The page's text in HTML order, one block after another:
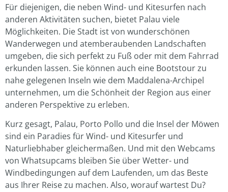
Für diejenigen, die neben Wind- und Kitesurfen nach
anderen Aktivitäten suchen, bietet Palau viele
Möglichkeiten. Die Stadt ist von wunderschönen
Wanderwegen und atemberaubenden Landschaften
umgeben, die sich perfekt zu Fuß oder mit dem Fahrrad
erkunden lassen. Sie können auch eine Bootstour zu
nahe gelegenen Inseln wie dem Maddalena-Archipel
unternehmen, um die Schönheit der Region aus einer
anderen Perspektive zu erleben.
Kurz gesagt, Palau, Porto Pollo und die Insel der Möwen
sind ein Paradies für Wind- und Kitesurfer und
Naturliebhaber gleichermaßen. Und mit den Webcams
von Whatsupcams bleiben Sie über Wetter- und
Windbedingungen auf dem Laufenden, um das Beste
aus Ihrer Reise zu machen. Also, worauf wartest Du?